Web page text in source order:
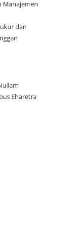
Manajemen
dan
Eharetra